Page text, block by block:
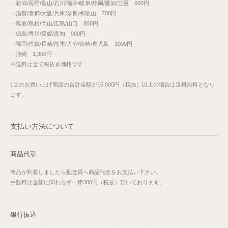
・新潟/長野/富山/石川/福井/岐阜/静岡/愛知/三重 600円
・滋賀/京都/大阪/兵庫/奈良/和歌山 700円
・鳥取/島根/岡山/広島/山口 800円
・徳島/香川/愛媛/高知 900円
・福岡/佐賀/長崎/熊本/大分/宮崎/鹿児島 1000円
・沖縄 1,300円
※送料は全て税抜き価格です
1回のお買い上げ商品の合計金額が15,000円（税抜）以上の場合は送料無料となり
ます。
支払い方法について
商品代引
商品が到着しましたら配達員へ商品代金をお支払い下さい。
手数料は金額に関わらず一律300円（税抜）頂いております。
銀行振込